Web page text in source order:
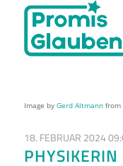
Image by Gerd Altmannfrom
18. FEBRUAR 2024
PHYSIKERIN